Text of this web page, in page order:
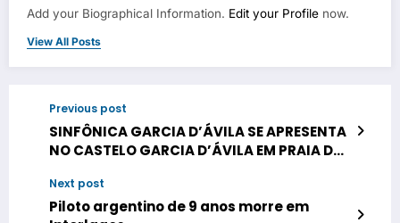
Add your Biographical Information. Edit your Profile now.
View All Posts
Previous post
SINFÔNICA GARCIA D’ÁVILA SE APRESENTA
NO CASTELO GARCIA D’ÁVILA EM PRAIA DO
Next post
Piloto argentino de 9 anos morre em